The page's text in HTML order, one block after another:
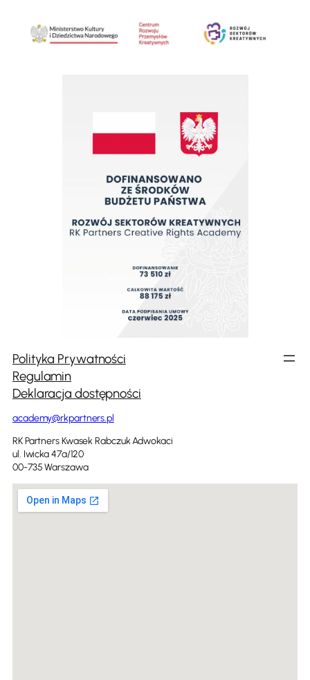
Polityka Prywatności
Regulamin
Deklaracja dostępności
academy@rkpartners.pl
RK Partners Kwasek Rabczuk Adwokaci
ul. Iwicka 47a/120
00-735 Warszawa